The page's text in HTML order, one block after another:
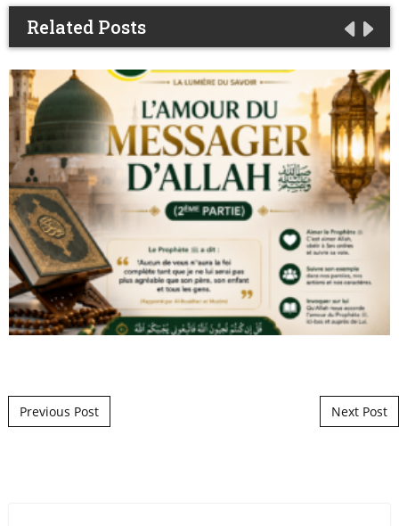
Related Posts
Post navigation
Previous Post Next Post